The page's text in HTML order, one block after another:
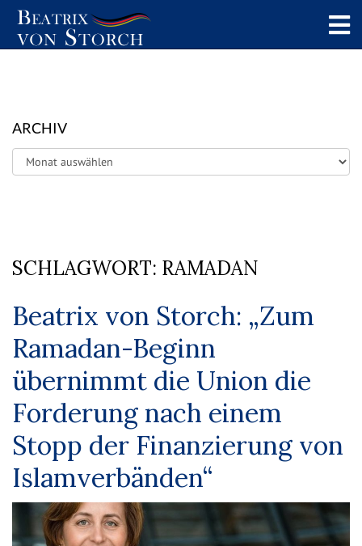
ARCHIV
Archiv
SCHLAGWORT: RAMADAN
Beatrix von Storch: „Zum
Ramadan-Beginn
übernimmt die Union die
Forderung nach einem
Stopp der Finanzierung von
Islamverbänden“